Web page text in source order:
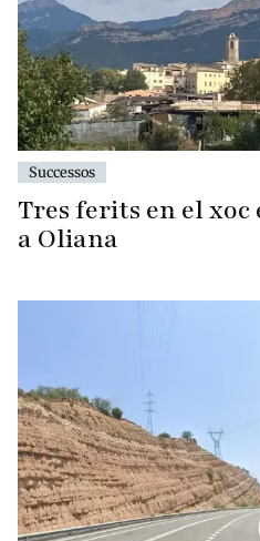
Successos
Tres ferits en el xoc
a Oliana